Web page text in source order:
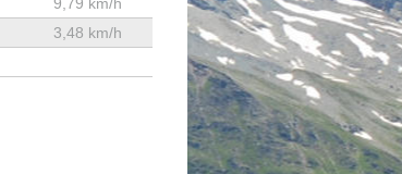
3,48 km/h